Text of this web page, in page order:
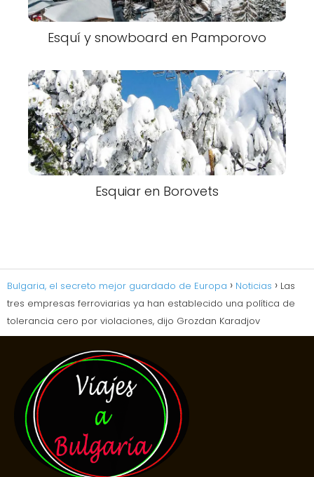
Esquí y snowboard en Pamporovo
Esquiar en Borovets
Bulgaria, el secreto mejor guardado de Europa Noticias
Las
tres empresas ferroviarias ya han establecido una política de
tolerancia cero por violaciones, dijo Grozdan Karadjov